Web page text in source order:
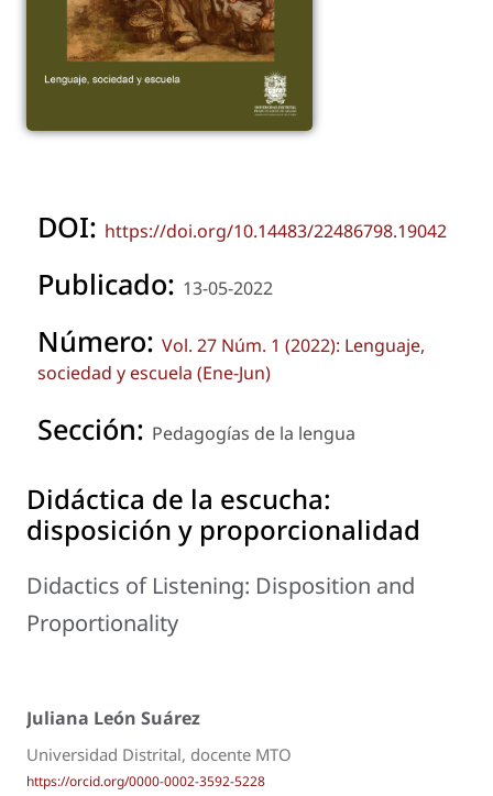
DOI: https://doi.org/10.14483/22486798.19042
Publicado: 13-05-2022
Número: Vol. 27 Núm. 1 (2022): Lenguaje,
sociedad y escuela (Ene-Jun)
Sección: Pedagogías de la lengua
Didáctica de la escucha:
disposición y proporcionalidad
Didactics of Listening: Disposition and
Proportionality
Juliana León Suárez
Universidad Distrital, docente MTO
https://orcid.org/0000-0002-3592-5228